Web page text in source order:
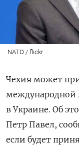
NATO / flickr
Чехия может
международной
в Украине. Об
Петр Павел,
если будет